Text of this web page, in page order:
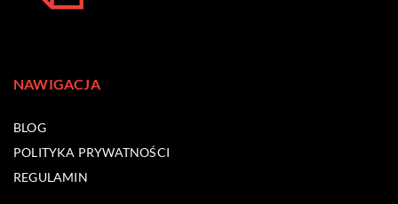
NAWIGACJA
BLOG
POLITYKA PRYWATNOŚCI
REGULAMIN